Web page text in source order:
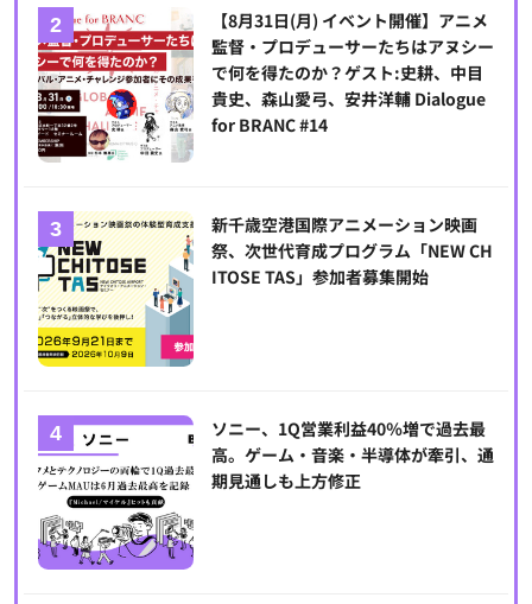
【8月31日(月) イベント開催】アニメ
監督・プロデューサーたちはアヌシー
で何を得たのか？ゲスト:史耕、中目
貴史、森山愛弓、安井洋輔 Dialogue
for BRANC #14
新千歳空港国際アニメーション映画
祭、次世代育成プログラム「NEW CH
ITOSE TAS」参加者募集開始
ソニー、1Q営業利益40％増で過去最
高。ゲーム・音楽・半導体が牽引、通
期見通しも上方修正